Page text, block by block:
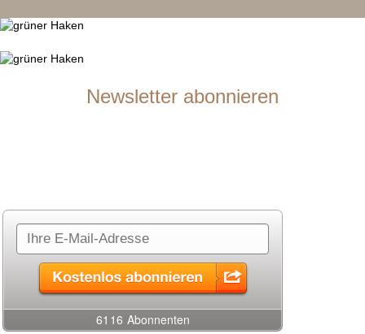
Newsletter abonnieren